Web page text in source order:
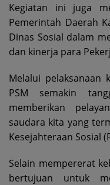
Kegiatan ini juga
Pemerintah Daerah
Dinas Sosial dalam
dan kinerja para
Melalui pelaksanaan
PSM semakin
memberikan
saudara kita yang
Kesejahteraan Sosial
Selain mempererat
bertujuan untuk